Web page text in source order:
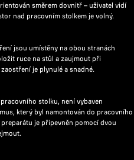
směrem dovnitř – uživatel vidí
nad pracovním stolkem je volný.
jsou umístěny na obou stranách
ruce na stůl a zaujmout při
je plynulé a snadné.
stolku, není vybaven
který byl namontován do pracovního
je připevněn pomocí dvou